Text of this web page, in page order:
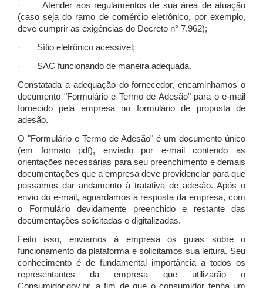
· Atender aos regulamentos de sua área de atuação
(caso seja do ramo de comércio eletrônico, por exemplo,
deve cumprir as exigências do Decreto n° 7.962);
· Sítio eletrônico acessível;
· SAC funcionando de maneira adequada.
Constatada a adequação do fornecedor, encaminhamos o
documento "Formulário e Termo de Adesão" para o e-mail
fornecido pela empresa no formulário de proposta de
adesão.
O "Formulário e Termo de Adesão" é um documento único
(em formato pdf), enviado por e-mail contendo as
orientações necessárias para seu preenchimento e demais
documentações que a empresa deve providenciar para que
possamos dar andamento à tratativa de adesão. Após o
envio do e-mail, aguardamos a resposta da empresa, com
o Formulário devidamente preenchido e restante das
documentações solicitadas e digitalizadas.
Feito isso, enviamos à empresa os guias sobre o
funcionamento da plataforma e solicitamos sua leitura. Seu
conhecimento é de fundamental importância a todos os
representantes da empresa que utilizarão o